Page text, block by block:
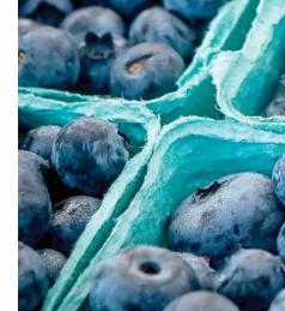
400.000
toneladas
de
arándanos
en
campaña
2025/26